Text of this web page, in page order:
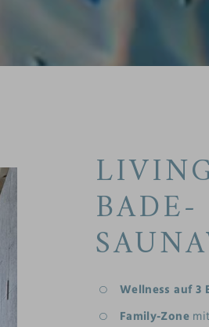
Wellness auf 3
Family-Zone